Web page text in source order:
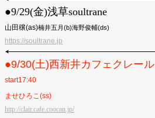
●︎9/29(金)浅草soultrane
山田穣(as)楠井五月(b)海野俊輔(ds)
https://soultrane.jp
●9/30(土)西新井カフェクレール
start17:40
ませひろこ(ss)
http://clair.cafe.coocan.jp/